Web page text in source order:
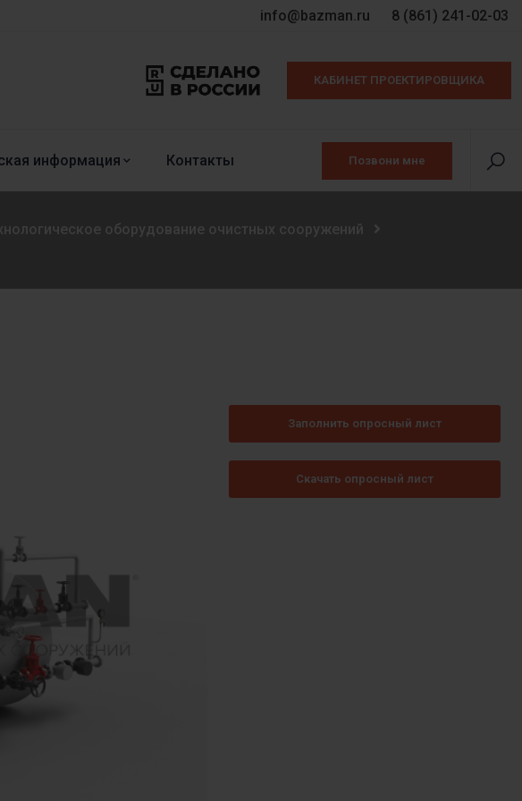
info@bazman.ru 8 (861) 241-02-03
КАБИНЕТ ПРОЕКТИРОВЩИКА
информация Контакты Позвони мне
оборудование очистных сооружений
Заполнить опросный лист
Скачать опросный лист